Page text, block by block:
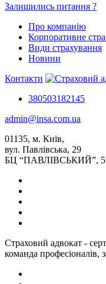
Залишились питання ?
Про компанію
Корпоративне
Види страхування
Новини
Контакти
380503182145
admin@insa.com.ua
01135, м. Київ,
вул. Павлівська, 29
БЦ “ПАВЛІВСЬКИЙ”, 5
Страховий адвокат -
команда професіоналів,